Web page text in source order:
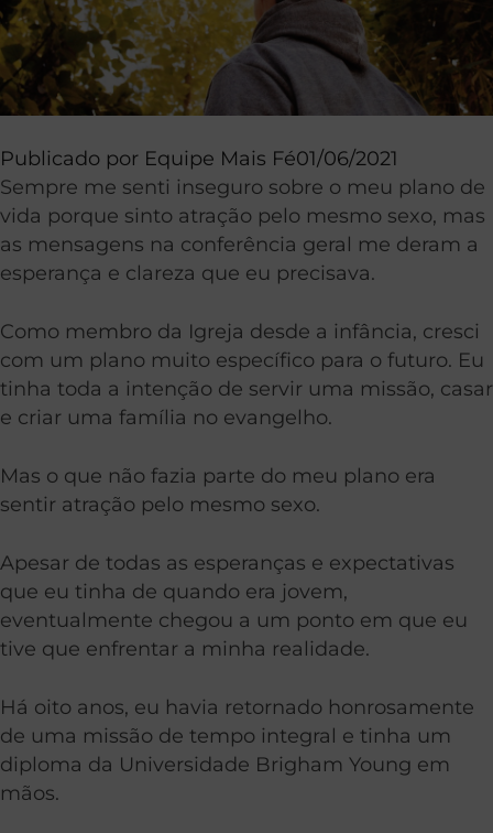
Publicado por Equipe Mais Fé01/06/2021
Sempre me senti inseguro sobre o meu plano de
vida porque sinto atração pelo mesmo sexo, mas
as mensagens na conferência geral me deram a
esperança e clareza que eu precisava.
Como membro da Igreja desde a infância, cresci
com um plano muito específico para o futuro. Eu
tinha toda a intenção de servir uma missão, casar
e criar uma família no evangelho.
Mas o que não fazia parte do meu plano era
sentir atração pelo mesmo sexo.
Apesar de todas as esperanças e expectativas
que eu tinha de quando era jovem,
eventualmente chegou a um ponto em que eu
tive que enfrentar a minha realidade.
Há oito anos, eu havia retornado honrosamente
de uma missão de tempo integral e tinha um
diploma da Universidade Brigham Young em
mãos.